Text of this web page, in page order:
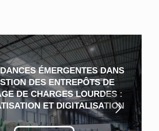
ÉMERGENTES DANS
DES ENTREPÔTS DE
DE CHARGES LOURDES :
ET DIGITALISATION
Suivant